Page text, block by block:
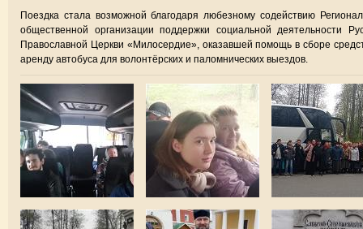
Поездка стала возможной благодаря любезному содействию
общественной организации поддержки социальной деятельности
Православной Церкви «Милосердие», оказавшей помощь в сборе
аренду автобуса для волонтёрских и паломнических выездов.